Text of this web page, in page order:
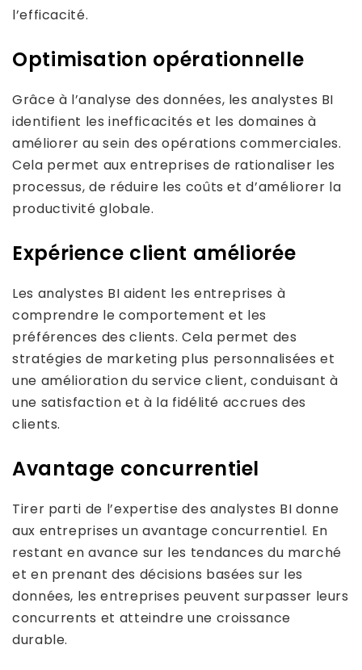
l’efficacité.
Optimisation opérationnelle
Grâce à l’analyse des données, les analystes BI
identifient les inefficacités et les domaines à
améliorer au sein des opérations commerciales.
Cela permet aux entreprises de rationaliser les
processus, de réduire les coûts et d’améliorer la
productivité globale.
Expérience client améliorée
Les analystes BI aident les entreprises à
comprendre le comportement et les
préférences des clients. Cela permet des
stratégies de marketing plus personnalisées et
une amélioration du service client, conduisant à
une satisfaction et à la fidélité accrues des
clients.
Avantage concurrentiel
Tirer parti de l’expertise des analystes BI donne
aux entreprises un avantage concurrentiel. En
restant en avance sur les tendances du marché
et en prenant des décisions basées sur les
données, les entreprises peuvent surpasser leurs
concurrents et atteindre une croissance
durable.